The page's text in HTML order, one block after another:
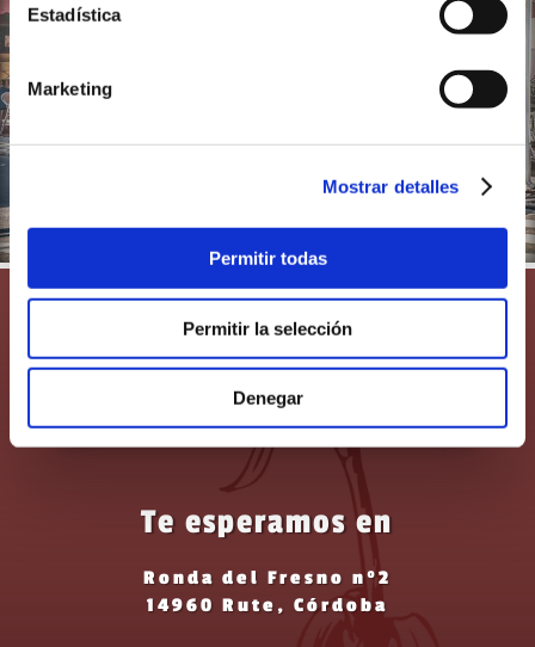
Estadística
Marketing
Mostrar detalles
Permitir todas
Permitir la selección
Denegar
Te esperamos en
Ronda del Fresno nº2
14960 Rute, Córdoba